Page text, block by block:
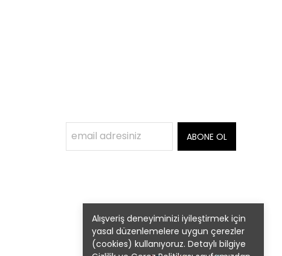
Alışveriş deneyiminizi iyileştirmek için
yasal düzenlemelere uygun çerezler
(cookies) kullanıyoruz. Detaylı bilgiye
ABONE OL